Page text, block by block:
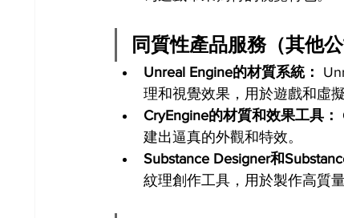
同質性產品服務（其他
Unreal Engine的材質系統：
理和視覺效果，用於遊戲和虛
CryEngine的材質和效果工具：
建出逼真的外觀和特效。
Substance Designer和
紋理創作工具，用於製作高質